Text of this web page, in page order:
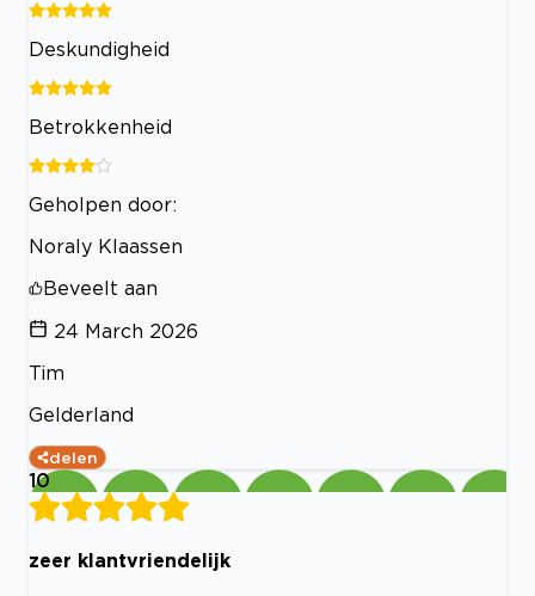
Deskundigheid
Betrokkenheid
Geholpen door:
Noraly Klaassen
Beveelt aan
24 March 2026
Tim
Gelderland
delen
10
zeer klantvriendelijk